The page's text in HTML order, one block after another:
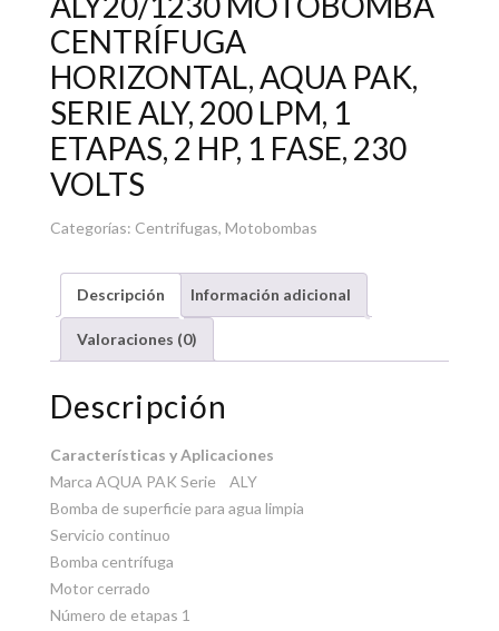
CENTRÍFUGA
HORIZONTAL, AQUA PAK,
SERIE ALY, 200 LPM, 1
ETAPAS, 2 HP, 1 FASE, 230
VOLTS
Categorías: Centrifugas, Motobombas
Descripción Información adicional
Valoraciones (0)
Descripción
Características y Aplicaciones
Marca AQUA PAK Serie ALY
Bomba de superficie para agua limpia
Servicio continuo
Bomba centrífuga
Motor cerrado
Número de etapas 1